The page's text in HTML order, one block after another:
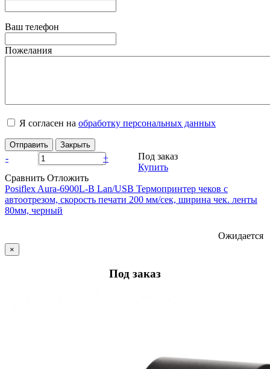
Ваш телефон
Пожелания
Я согласен на обработку персональных данных
Отправить Закрыть
- +
Под заказ
Купить
Сравнить Отложить
Posiflex Aura-6900L-B Lan/USB Термопринтер чеков с
автоотрезом, скорость печати 200 мм/сек, ширина чек. ленты
80мм, черный
Ожидается
×
Под заказ